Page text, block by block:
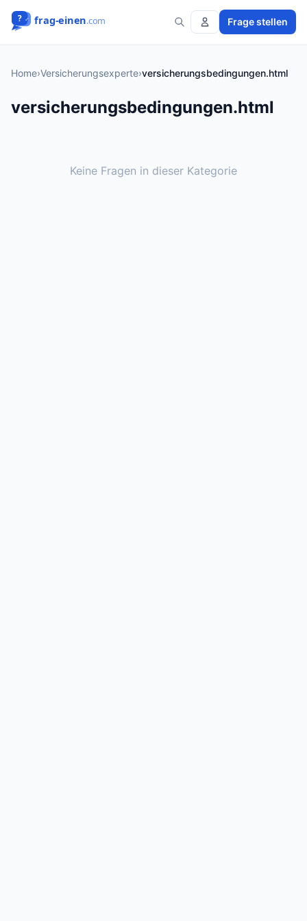
Frage stellen
Home›Versicherungsexperte›versicherungsbedingungen.html
versicherungsbedingungen.html
Keine Fragen in dieser Kategorie